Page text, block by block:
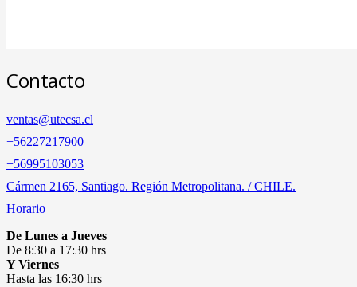
Contacto
ventas@utecsa.cl
+56227217900
‎+56995103053
Cármen 2165, Santiago. Región Metropolitana. / CHILE.
Horario
De Lunes a Jueves
De 8:30 a 17:30 hrs
Y Viernes
Hasta las 16:30 hrs